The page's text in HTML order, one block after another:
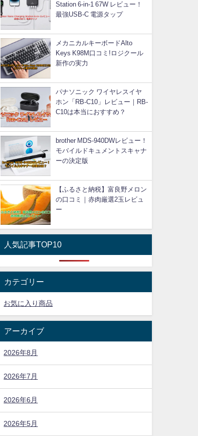
Station 6-in-1 67W レビュー！
最強USB-C 電源タップ
メカニカルキーボードAlto
Keys K98M口コミ!ロジクール
新作の実力
パナソニック ワイヤレスイヤ
ホン「RB-C10」レビュー｜RB-
C10は本当におすすめ？
brother MDS-940DWレビュー！
モバイルドキュメントスキャナ
ーの決定版
【ふるさと納税】富良野メロン
の口コミ｜赤肉厳選2玉レビュ
ー
人気記事TOP10
カテゴリー
お気に入り商品
アーカイブ
2026年8月
2026年7月
2026年6月
2026年5月